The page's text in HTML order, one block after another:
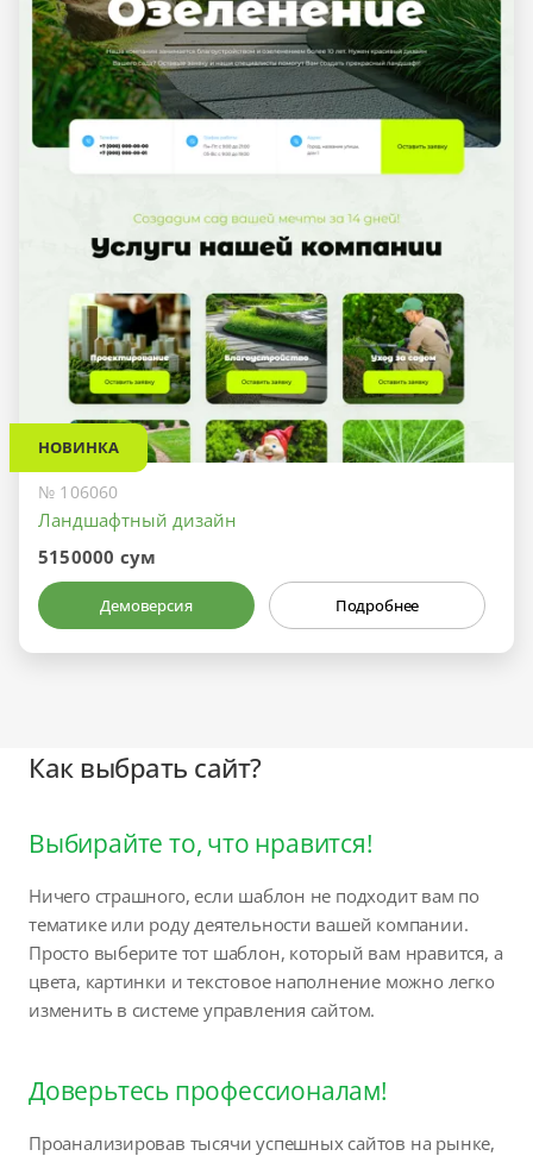
НОВИНКА
№ 106060
Ландшафтный дизайн
5150000 сум
Демоверсия Подробнее
Как выбрать сайт?
Выбирайте то, что нравится!
Ничего страшного, если шаблон не подходит вам по
тематике или роду деятельности вашей компании.
Просто выберите тот шаблон, который вам нравится, а
цвета, картинки и текстовое наполнение можно легко
изменить в системе управления сайтом.
Доверьтесь профессионалам!
Проанализировав тысячи успешных сайтов на рынке,